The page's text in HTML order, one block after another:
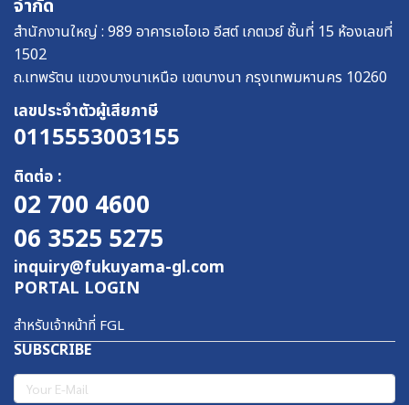
จำกัด
สำนักงานใหญ่ : 989 อาคารเอไอเอ อีสต์ เกตเวย์ ชั้นที่ 15 ห้องเลขที่
1502
ถ.เทพรัตน แขวงบางนาเหนือ เขตบางนา กรุงเทพมหานคร 10260
เลขประจําตัวผู้เสียภาษี
0115553003155
ติดต่อ :
02 700 4600
06 3525 5275
inquiry@fukuyama-gl.com
PORTAL LOGIN
สำหรับเจ้าหน้าที่ FGL
SUBSCRIBE